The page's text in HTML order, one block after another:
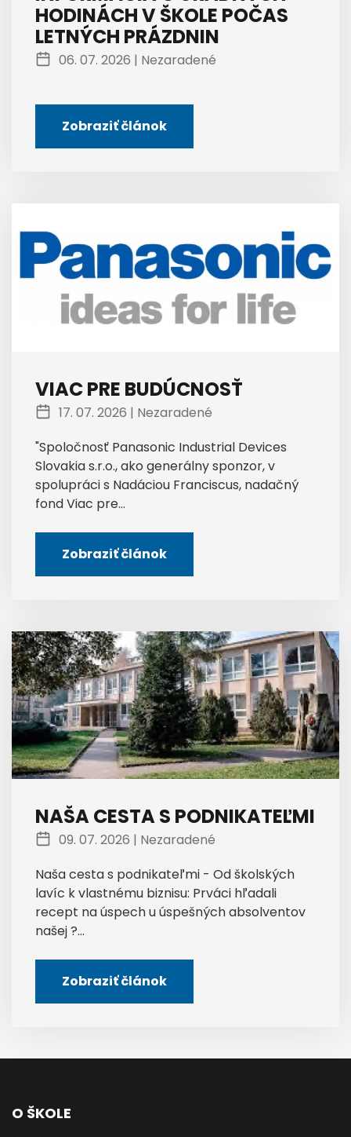
HODINÁCH V ŠKOLE POČAS
LETNÝCH PRÁZDNIN
06. 07. 2026 | Nezaradené
Zobraziť článok
VIAC PRE BUDÚCNOSŤ
17. 07. 2026 | Nezaradené
"Spoločnosť Panasonic Industrial Devices
Slovakia s.r.o., ako generálny sponzor, v
spolupráci s Nadáciou Franciscus, nadačný
fond Viac pre...
Zobraziť článok
NAŠA CESTA S PODNIKATEĽMI
09. 07. 2026 | Nezaradené
Naša cesta s podnikateľmi - Od školských
lavíc k vlastnému biznisu: Prváci hľadali
recept na úspech u úspešných absolventov
našej ?...
Zobraziť článok
O ŠKOLE